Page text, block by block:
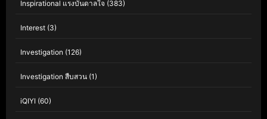
Inspirational แรงบันดาลใจ (383)
Interest (3)
Investigation (126)
Investigation สืบสวน (1)
iQIYI (60)